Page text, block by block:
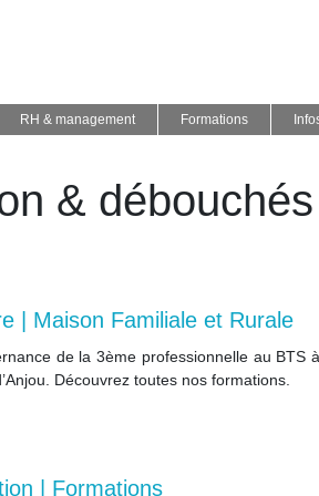
RH & management Formations
& débouchés
| Maison Familiale et Rurale
de la 3ème professionnelle au BTS à
Découvrez toutes nos formations.
| Formations